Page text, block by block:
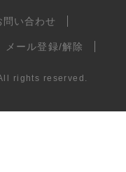
問い合わせ
メール登録/解除
rights reserved.